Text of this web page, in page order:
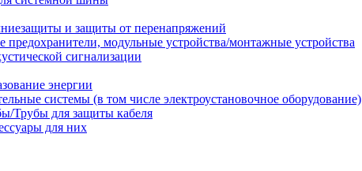
и защиты от перенапряжений
предохранители, модульные устройства/монтажные устройства
сигнализации
энергии
системы (в том числе электроустановочное оборудование)
Трубы для защиты кабеля
для них